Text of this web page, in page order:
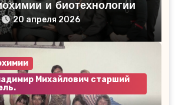
и биотехнологии
20 апреля 2026
Михайлович старший